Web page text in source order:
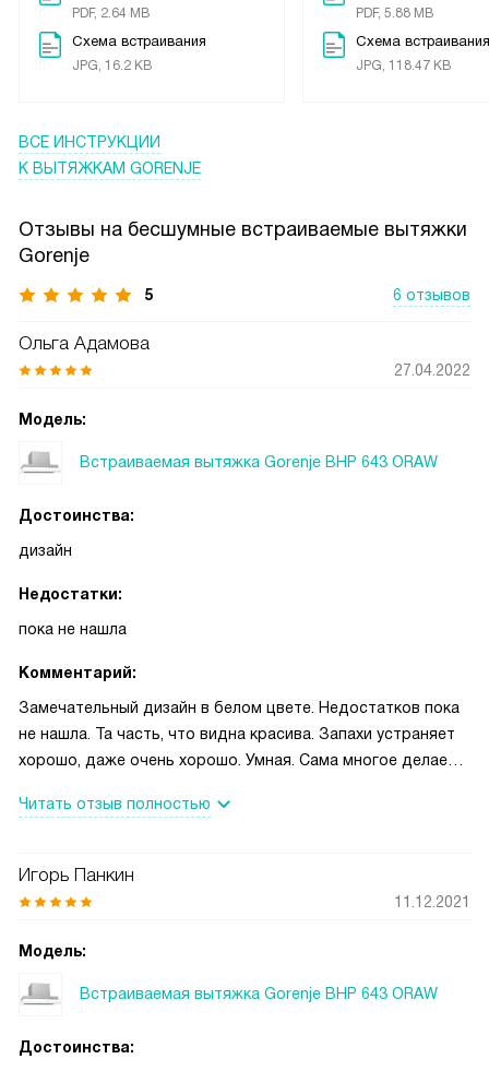
PDF, 2.64 MB
Схема встраивания
JPG, 16.2 KB
PDF, 5.88 MB
Схема встраивания
JPG, 118.47 KB
ВСЕ ИНСТРУКЦИИ
К ВЫТЯЖКАМ GORENJE
Отзывы на бесшумные встраиваемые вытяжки
Gorenje
5 6 отзывов
Ольга Адамова
27.04.2022
Модель:
Встраиваемая вытяжка Gorenje BHP 643 ORAW
Достоинства:
дизайн
Недостатки:
пока не нашла
Комментарий:
Замечательный дизайн в белом цвете. Недостатков пока
не нашла. Та часть, что видна красива. Запахи устраняет
хорошо, даже очень хорошо. Умная. Сама многое делает.
интенсивный режим не помогает. Шумит не слишком
Читать отзыв полностью
Игорь Панкин
11.12.2021
Модель:
Встраиваемая вытяжка Gorenje BHP 643 ORAW
Достоинства: